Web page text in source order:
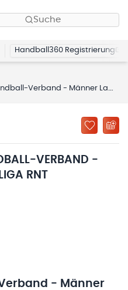
Suche
Handball360 Registrierung
Verband - Männer Landesliga RNT
VERBAND -
RNT
- Männer